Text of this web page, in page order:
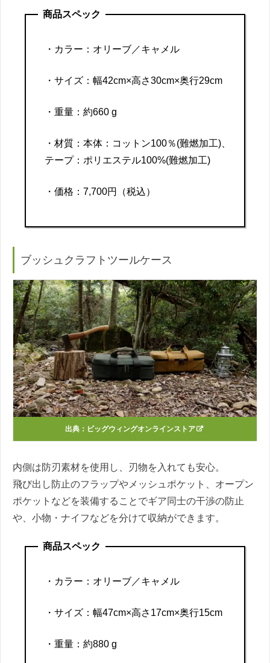
商品スペック
・ カラー：オリーブ／キャメル
・サイズ：幅42cm×高さ30cm×奥行29cm
・重量：約660 g
・材質：本体：コットン100％(難燃加工)、
テープ：ポリエステル100%(難燃加工)
・価格：7,700円（税込）
ブッシュクラフトツールケース
出典： ビッグウィングオンラインストア
内側は防刃素材を使用し、刃物を入れても安心。
飛び出し防止のフラップやメッシュポケット、オープン
ポケットなどを装備することでギア同士の干渉の防止
や、小物・ナイフなどを分けて収納ができます。
商品スペック
・ カラー：オリーブ／キャメル
・サイズ：幅47cm×高さ17cm×奥行15cm
・重量：約880 g